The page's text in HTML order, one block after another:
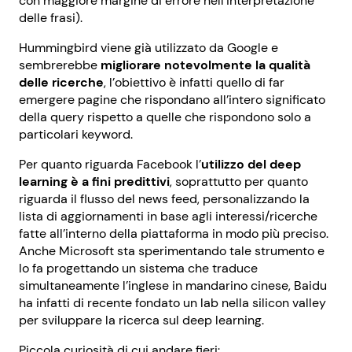
delle frasi).
Hummingbird viene già utilizzato da Google e
sembrerebbe migliorare notevolmente la qualità
delle ricerche, l’obiettivo è infatti quello di far
emergere pagine che rispondano all’intero significato
della query rispetto a quelle che rispondono solo a
particolari keyword.
Per quanto riguarda Facebook l’utilizzo del deep
learning è a fini predittivi, soprattutto per quanto
riguarda il flusso del news feed, personalizzando la
lista di aggiornamenti in base agli interessi/ricerche
fatte all’interno della piattaforma in modo più preciso.
Anche Microsoft sta sperimentando tale strumento e
lo fa progettando un sistema che traduce
simultaneamente l’inglese in mandarino cinese, Baidu
ha infatti di recente fondato un lab nella silicon valley
per sviluppare la ricerca sul deep learning.